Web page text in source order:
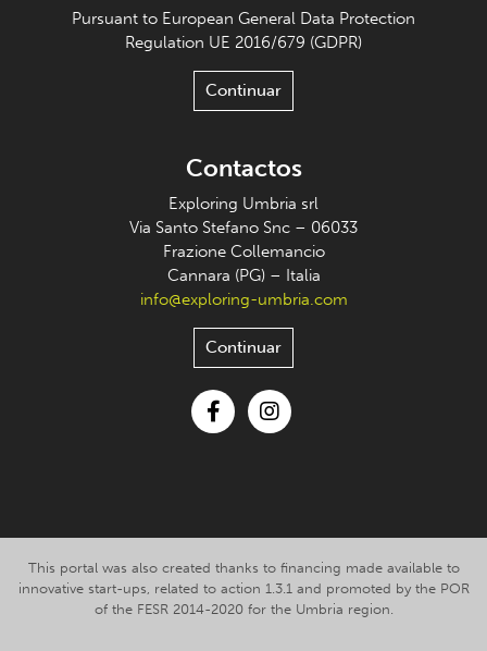
Pursuant to European General Data Protection
Regulation UE 2016/679 (GDPR)
Continuar
Contactos
Exploring Umbria srl
Via Santo Stefano Snc – 06033
Frazione Collemancio
Cannara (PG) – Italia
info@exploring-umbria.com
Continuar
This portal was also created thanks to financing made available to
innovative start-ups, related to action 1.3.1 and promoted by the POR
of the FESR 2014-2020 for the Umbria region.